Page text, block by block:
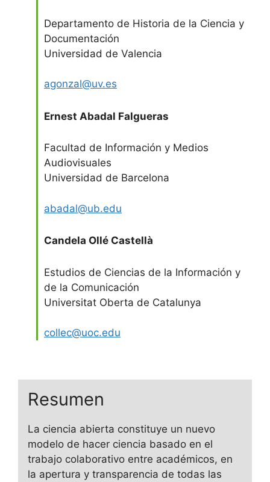
Departamento de Historia de la Ciencia y
Documentación
Universidad de Valencia
agonzal@uv.es
Ernest Abadal Falgueras
Facultad de Información y Medios
Audiovisuales
Universidad de Barcelona
abadal@ub.edu
Candela Ollé Castellà
Estudios de Ciencias de la Información y
de la Comunicación
Universitat Oberta de Catalunya
collec@uoc.edu
Resumen
La ciencia abierta constituye un nuevo
modelo de hacer ciencia basado en el
trabajo colaborativo entre académicos, en
la apertura y transparencia de todas las